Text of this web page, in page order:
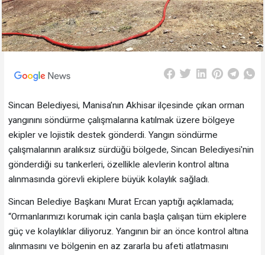
Sincan Belediyesi, Manisa’nın Akhisar ilçesinde çıkan orman
yangınını söndürme çalışmalarına katılmak üzere bölgeye
ekipler ve lojistik destek gönderdi. Yangın söndürme
çalışmalarının aralıksız sürdüğü bölgede, Sincan Belediyesi'nin
gönderdiği su tankerleri, özellikle alevlerin kontrol altına
alınmasında görevli ekiplere büyük kolaylık sağladı.
Sincan Belediye Başkanı Murat Ercan yaptığı açıklamada;
“Ormanlarımızı korumak için canla başla çalışan tüm ekiplere
güç ve kolaylıklar diliyoruz. Yangının bir an önce kontrol altına
alınmasını ve bölgenin en az zararla bu afeti atlatmasını